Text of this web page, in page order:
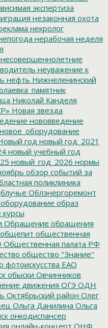
экспертиза
незаконная охота
некролог
нерабочая неделя
несовершеннолетние
неуважение к
нефть Нижнеленинский
Николай Канделя
Новая звезда
нововведение
новое_оборудование
год новый год_2021
новый учебный год
новый_год_2026 нормы
обзор событий за
поликлиника
Облэнергоремонт
оборудование образ
курсы
Обращение обращения
общепит общественная
Общественная палата РФ
общество "Знание"
фотоискусства ЕАО
обыски Овчинников
движения ОГЭ ОДН
Октябрьский район Олег
Ольга Данилина Ольга
онкодиспансер
онлайн-концерт ОНФ